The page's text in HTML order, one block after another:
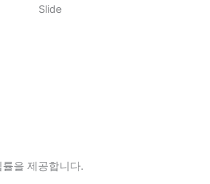
Slide
을 제공합니다.